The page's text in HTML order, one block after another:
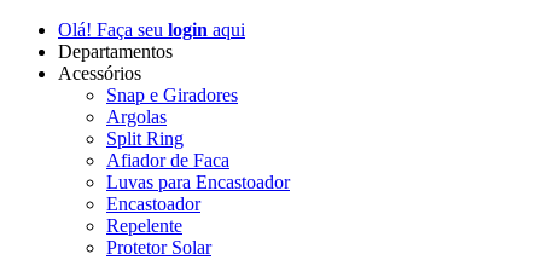
Olá! Faça seu login aqui
Departamentos
Acessórios
Snap e Giradores
Argolas
Split Ring
Afiador de Faca
Luvas para Encastoador
Encastoador
Repelente
Protetor Solar